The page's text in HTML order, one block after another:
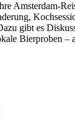
Amsterdam-
gibt es
Bierproben –